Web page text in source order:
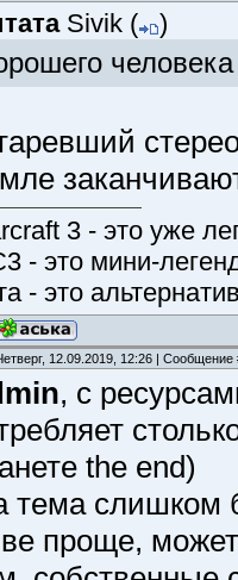
Sivik ( )
3 - это уже
- это мини-
- это
12.09.2019, 12:26 |
, с
the end)
тема слишком
проще,